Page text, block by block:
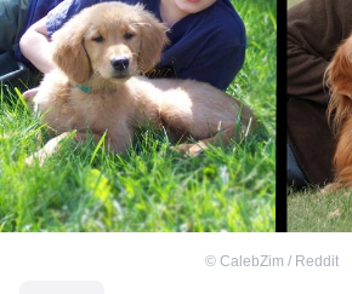
© CalebZim / Reddit